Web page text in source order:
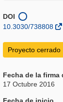
una
nueva
DOI
10.3030/738808
Proyecto cerrado
Fecha de la firma
17 Octubre 2016
Fecha de inicio